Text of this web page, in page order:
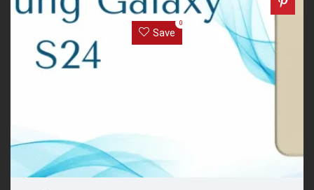
Save
0